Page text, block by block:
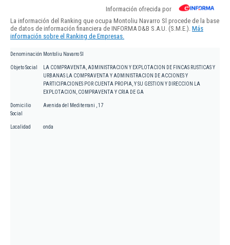
Información ofrecida por
La información del Ranking que ocupa Montoliu Navarro Sl procede de la base
de datos de información financiera de INFORMA D&B S.A.U. (S.M.E.). Más
información sobre el Ranking de Empresas.
Denominación Montoliu Navarro Sl
Objeto Social
LA COMPRAVENTA, ADMINISTRACION Y EXPLOTACION DE FINCAS RUSTICAS Y
URBANAS LA COMPRAVENTA Y ADMINISTRACION DE ACCIONES Y
PARTICIPACIONES POR CUENTA PROPIA, Y SU GESTION Y DIRECCION LA
EXPLOTACION, COMPRAVENTA Y CRIA DE GA
Domicilio
Social
Avenida del Mediterrani , 17
Localidad onda